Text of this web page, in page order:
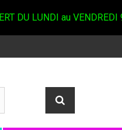
DU LUNDI au